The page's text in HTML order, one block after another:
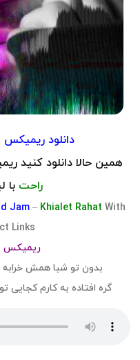
دانلود ریمیکس
همین حالا دانلود کنید
راحت با
Jam– Khialet Rahat With
Links
ریمیکس
بدون تو شبا همش خرابه
گره افتاده به کارم